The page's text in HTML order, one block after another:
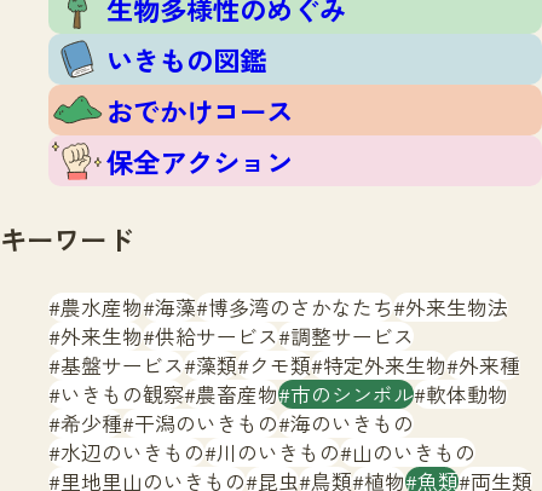
文字サイズ 小 中 大
おでかけコース
保全アクション
調査レポートTOP
調査結果
ふくおかいきものマップ
マッチング
マッチングTOP
掲載申し込みフォーム
お問合せ
生物多様性ふくおかウェブセンターとは
サイトマップ
生物多様性のめぐみ
いきもの図鑑
おでかけコース
保全アクション
キーワード
農水産物 海藻 博多湾のさかなたち 外来生物法
外来生物 供給サービス 調整サービス
基盤サービス 藻類 クモ類 特定外来生物 外来種
いきもの観察 農畜産物 市のシンボル 軟体動物
希少種 干潟のいきもの 海のいきもの
水辺のいきもの 川のいきもの 山のいきもの
里地里山のいきもの 昆虫 鳥類 植物 魚類 両生類